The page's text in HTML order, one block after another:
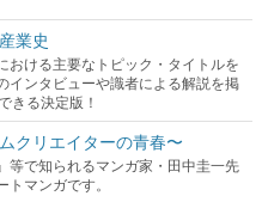
業史
おける主要なトピック・タイトルを
インタビューや識者による解説を掲
きる決定版！
クリエイターの青春〜
等で知られるマンガ家・田中圭一先
マンガです。